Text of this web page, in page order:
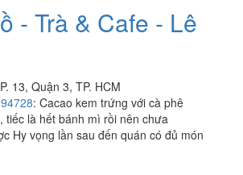
- Trà & Cafe - Lê
13, Quận 3, TP. HCM
: Cacao kem trứng với cà phê
tiếc là hết bánh mì rồi nên chưa
Hy vọng lần sau đến quán có đủ món